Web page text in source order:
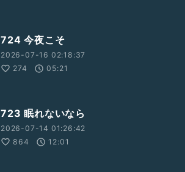
724 今夜こそ
2026-07-16 02:18:37
274
05:21
723 眠れないなら
2026-07-14 01:26:42
864
12:01